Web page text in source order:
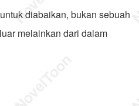
diabaikan, bukan sebuah
melainkan dari dalam